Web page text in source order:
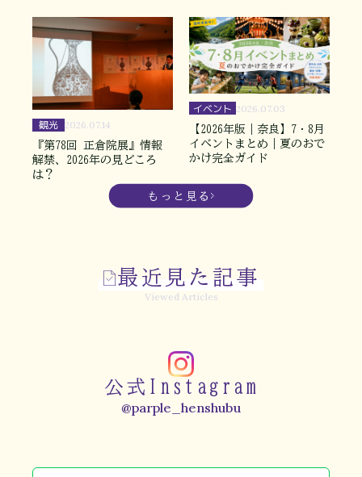
観光 2026.07.14
『第78回 正倉院展』情報
解禁、2026年の見どころ
は？
イベント 2026.07.03
【2026年版｜奈良】7・8月
イベントまとめ｜夏のおで
かけ完全ガイド
もっと見る
最近見た記事
Viewed Articles
公式Instagram
@parple_henshubu